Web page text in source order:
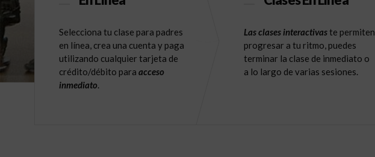
Selecciona tu clase para padres
en línea, crea una cuenta y paga
utilizando cualquier tarjeta de
crédito/débito para acceso
inmediato.
Las clases interactivaste permiten
progresar a tu ritmo, puedes
terminar la clase de inmediato o
a lo largo de varias sesiones.